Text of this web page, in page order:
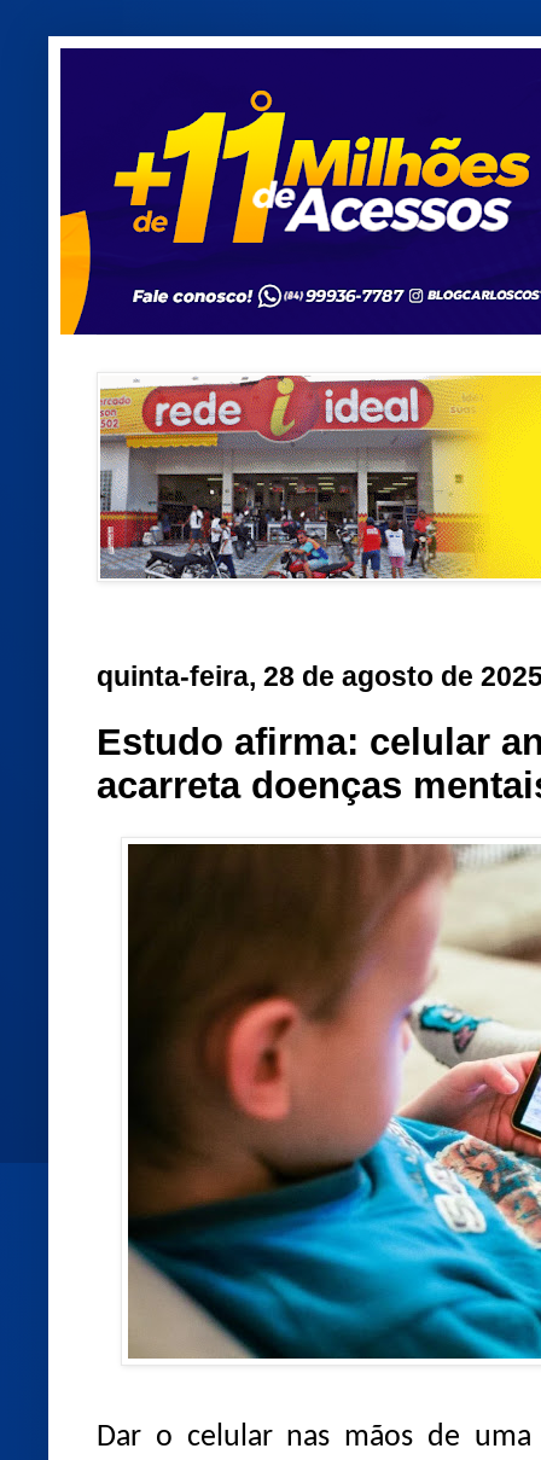
quinta-feira, 28 de agosto de
Estudo afirma: celular
acarreta doenças
Dar o celular nas mãos de